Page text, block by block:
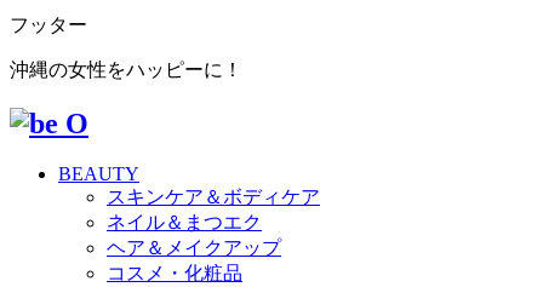
フッター
沖縄の女性をハッピーに！
BEAUTY
スキンケア＆ボディケア
ネイル＆まつエク
ヘア＆メイクアップ
コスメ・化粧品